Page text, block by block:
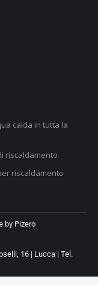
calda in tutta la
riscaldamento
riscaldamento
by Pizero
16 | Lucca | Tel.